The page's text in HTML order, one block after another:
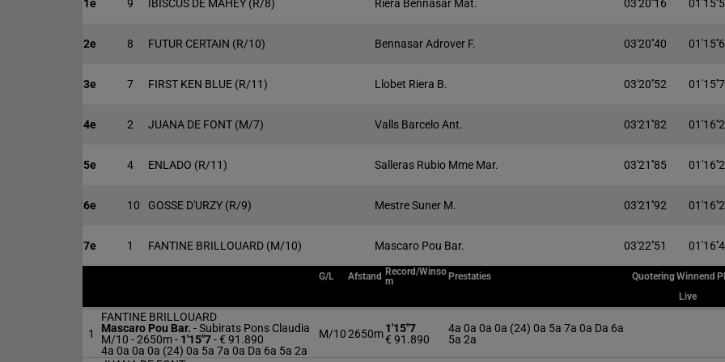
1e 9 IBISCUS DE MAHEY (R/8) Riera Bennasar Mat. 03'20''16
2e 8 FUTUR CERTAIN (R/10) Bennasar Adrover F. 03'20''40
3e 7 FIRST KEN BLUE (R/11) Llobet Riera B. 03'20''52
4e 2 JUANA DE FONT (M/7) Valls Barcelo Ant. 03'21''82
5e 4 ENLADO (R/11) Salleras Rubio Mme Mar. 03'21''85
6e 10 GOSSE D'URZY (R/9) Mestre Suner M. 03'21''92
7e 1 FANTINE BRILLOUARD (M/10) Mascaro Pou Bar. 03'22''51
G/L Afstand Record/Winso
m
Prestaties QuoteringWinnend
Live
1
FANTINE BRILLOUARD
Mascaro Pou Bar. -Subirats Pons Claudia
M/10 - 2650m- 1'15"7- € 91.890
4a 0a 0a 0a (24) 0a 5a 7a 0a Da 6a 5a 2a
M/102650m1'15"7
€ 91.890
4a 0a 0a 0a (24) 0a 5a 7a 0a Da 6a
5a 2a